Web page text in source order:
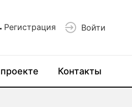
Регистрация Войти
Контакты